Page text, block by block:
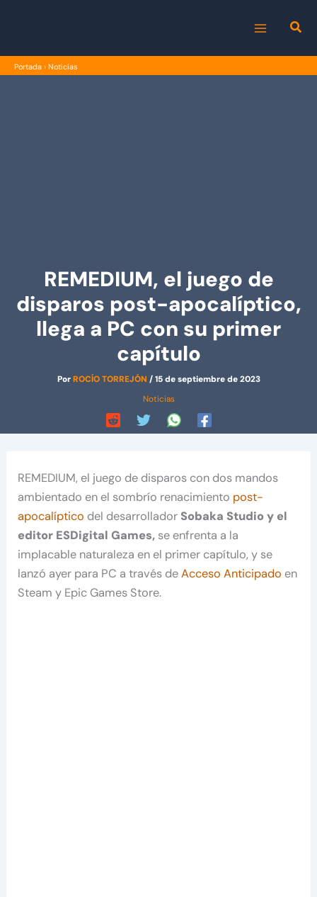
MENU
Portada › Noticias
REMEDIUM, el juego de
disparos post-apocalíptico,
llega a PC con su primer
capítulo
PorROCÍO TORREJÓN /15 de septiembre de 2023
Noticias
REMEDIUM, el juego de disparos con dos mandos
ambientado en el sombrío renacimiento post-
apocalíptico del desarrollador Sobaka Studio y el
editor ESDigital Games, se enfrenta a la
implacable naturaleza en el primer capítulo, y se
lanzó ayer para PC a través deAcceso Anticipado en
Steam y Epic Games Store.